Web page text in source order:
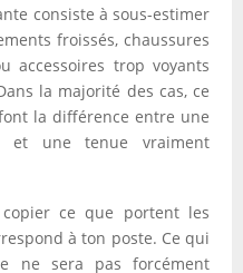
consiste à sous-estimer
froissés, chaussures
accessoires trop voyants
la majorité des cas, ce
la différence entre une
et une tenue vraiment
ce que portent les
à ton poste. Ce qui
ne sera pas forcément